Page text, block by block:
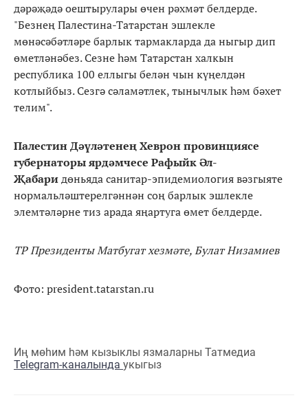
дәрәҗәдә оештырулары өчен рәхмәт белдерде.
"Безнең Палестина-Татарстан эшлекле
мөнәсәбәтләре барлык тармакларда да ныгыр дип
өметләнәбез. Сезне һәм Татарстан халкын
республика 100 еллыгы белән чын күңелдән
котлыйбыз. Сезгә сәламәтлек, тынычлык һәм бәхет
телим".
Палестин Дәүләтенең Хеврон провинциясе
губернаторы ярдәмчесе Рафыйк Әл-
Җабаридөньяда санитар-эпидемиология вәзгыяте
нормальләштерелгәннән соң барлык эшлекле
элемтәләрне тиз арада яңартуга өмет белдерде.
ТР Президенты Матбугат хезмәте, Булат Низамиев
Фото: president.tatarstan.ru
Иң мөһим һәм кызыклы язмаларны Татмедиа
Telegram-каналында укыгыз